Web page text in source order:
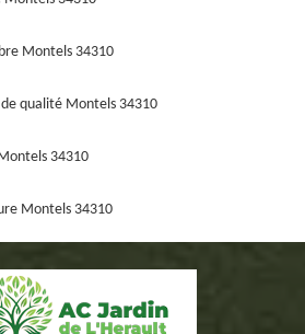
Montels 34310
qualité Montels 34310
34310
Montels 34310